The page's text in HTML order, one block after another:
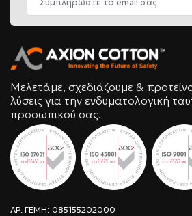
Μελετάμε, σχεδιάζουμε &
λύσεις για την ενδυματολογική
προσωπικού σας.
ΑΡ. ΓΕΜΗ: 085155202000